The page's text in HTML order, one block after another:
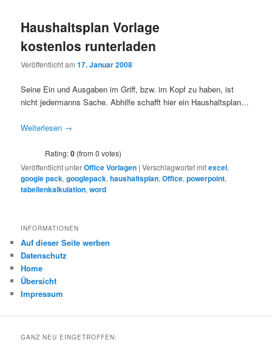
Haushaltsplan Vorlage
kostenlos runterladen
Veröffentlicht am17. Januar 2008
Seine Ein und Ausgaben im Griff, bzw. im Kopf zu haben, ist
nicht jedermanns Sache. Abhilfe schafft hier ein Haushaltsplan…
Weiterlesen →
Rating:0 (from 0 votes)
Veröffentlicht unterOffice Vorlagen |Verschlagwortet mitexcel,
google pack,googlepack,haushaltsplan,Office,powerpoint,
tabellenkalkulation,word
INFORMATIONEN
Auf dieser Seite werben
Datenschutz
Home
Übersicht
Impressum
GANZ NEU EINGETROFFEN: